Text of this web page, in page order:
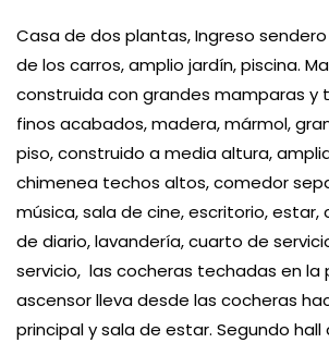
Casa de dos plantas, Ingreso
de los carros, amplio jardín, piscina.
construida con grandes mamparas y
finos acabados, madera, mármol,
piso, construido a media altura,
chimenea techos altos, comedor
música, sala de cine, escritorio, estar,
de diario, lavandería, cuarto de
servicio, las cocheras techadas en la
ascensor lleva desde las cocheras
principal y sala de estar. Segundo hall